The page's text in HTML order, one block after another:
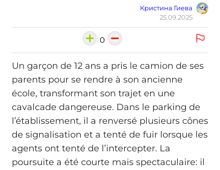
Кристина Гиева
25.09.2025
0
Un garçon de 12 ans a pris le camion de ses
parents pour se rendre à son ancienne
école, transformant son trajet en une
cavalcade dangereuse. Dans le parking de
l’établissement, il a renversé plusieurs cônes
de signalisation et a tenté de fuir lorsque les
agents ont tenté de l’intercepter. La
poursuite a été courte mais spectaculaire: il